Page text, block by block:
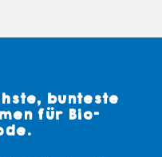
bunteste
für Bio-